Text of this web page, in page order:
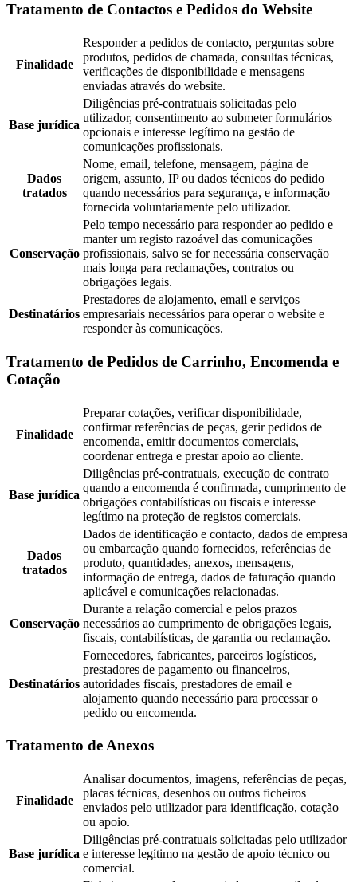
Tratamento de Contactos e Pedidos do Website
Finalidade
Responder a pedidos de contacto, perguntas sobre
produtos, pedidos de chamada, consultas técnicas,
verificações de disponibilidade e mensagens
enviadas através do website.
Base jurídica
Diligências pré-contratuais solicitadas pelo
utilizador, consentimento ao submeter formulários
opcionais e interesse legítimo na gestão de
comunicações profissionais.
Dados
tratados
Nome, email, telefone, mensagem, página de
origem, assunto, IP ou dados técnicos do pedido
quando necessários para segurança, e informação
fornecida voluntariamente pelo utilizador.
Conservação
Pelo tempo necessário para responder ao pedido e
manter um registo razoável das comunicações
profissionais, salvo se for necessária conservação
mais longa para reclamações, contratos ou
obrigações legais.
Destinatários
Prestadores de alojamento, email e serviços
empresariais necessários para operar o website e
responder às comunicações.
Tratamento de Pedidos de Carrinho, Encomenda e
Cotação
Finalidade
Preparar cotações, verificar disponibilidade,
confirmar referências de peças, gerir pedidos de
encomenda, emitir documentos comerciais,
coordenar entrega e prestar apoio ao cliente.
Base jurídica
Diligências pré-contratuais, execução de contrato
quando a encomenda é confirmada, cumprimento de
obrigações contabilísticas ou fiscais e interesse
legítimo na proteção de registos comerciais.
Dados
tratados
Dados de identificação e contacto, dados de empresa
ou embarcação quando fornecidos, referências de
produto, quantidades, anexos, mensagens,
informação de entrega, dados de faturação quando
aplicável e comunicações relacionadas.
Conservação
Durante a relação comercial e pelos prazos
necessários ao cumprimento de obrigações legais,
fiscais, contabilísticas, de garantia ou reclamação.
Destinatários
Fornecedores, fabricantes, parceiros logísticos,
prestadores de pagamento ou financeiros,
autoridades fiscais, prestadores de email e
alojamento quando necessário para processar o
pedido ou encomenda.
Tratamento de Anexos
Finalidade
Analisar documentos, imagens, referências de peças,
placas técnicas, desenhos ou outros ficheiros
enviados pelo utilizador para identificação, cotação
ou apoio.
Base jurídica
Diligências pré-contratuais solicitadas pelo utilizador
e interesse legítimo na gestão de apoio técnico ou
comercial.